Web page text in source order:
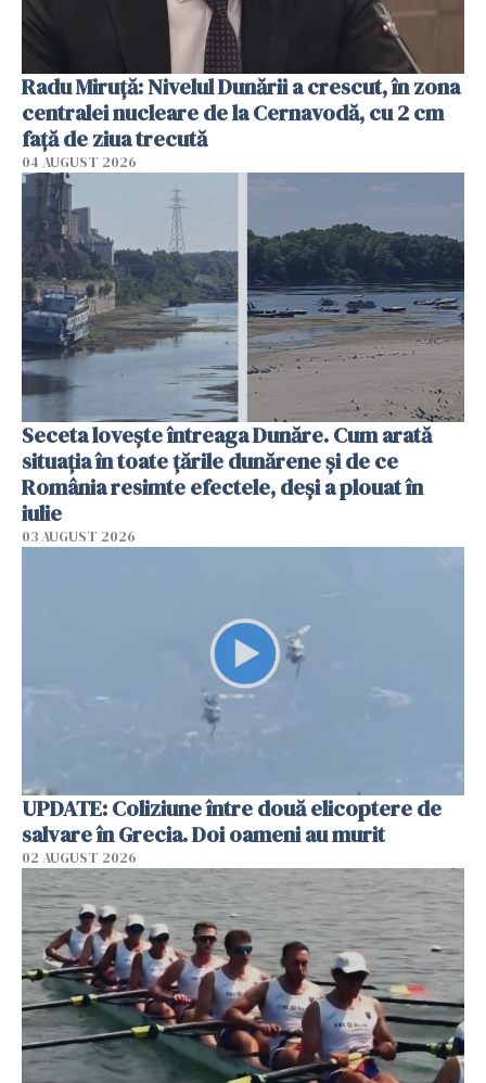
Radu Miruţă: Nivelul Dunării a crescut, în zona
centralei nucleare de la Cernavodă, cu 2 cm
faţă de ziua trecută
04 AUGUST 2026
Seceta lovește întreaga Dunăre. Cum arată
situația în toate țările dunărene și de ce
România resimte efectele, deși a plouat în
iulie
03 AUGUST 2026
UPDATE: Coliziune între două elicoptere de
salvare în Grecia. Doi oameni au murit
02 AUGUST 2026